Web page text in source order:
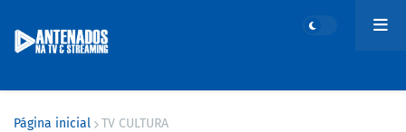
Página inicial TV CULTURA